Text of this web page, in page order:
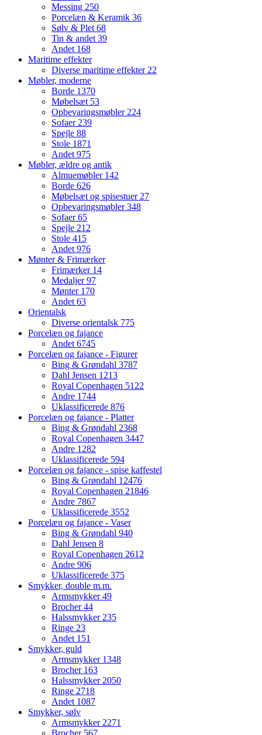
Messing 250
Porcelæn & Keramik 36
Sølv & Plet68
Tin & andet39
Andet 168
Maritime effekter
Diverse maritime effekter22
Møbler, moderne
Borde 1370
Møbelsæt 53
Opbevaringsmøbler224
Sofaer239
Spejle 88
Stole 1871
Andet975
Møbler, ældre og antik
Almuemøbler 142
Borde 626
Møbelsæt og spisestuer27
Opbevaringsmøbler348
Sofaer65
Spejle 212
Stole 415
Andet976
Mønter & Frimærker
Frimærker 14
Medaljer97
Mønter 170
Andet63
Orientalsk
Diverse orientalsk 775
Porcelæn og fajance
Andet6745
Porcelæn og fajance - Figurer
Bing & Grøndahl 3787
Dahl Jensen 1213
Royal Copenhagen 5122
Andre 1744
Uklassificerede 876
Porcelæn og fajance - Platter
Bing & Grøndahl 2368
Royal Copenhagen 3447
Andre 1282
Uklassificerede 594
Porcelæn og fajance - spise kaffestel
Bing & Grøndahl 12476
Royal Copenhagen 21846
Andre 7867
Uklassificerede 3552
Porcelæn og fajance - Vaser
Bing & Grøndahl 940
Dahl Jensen 8
Royal Copenhagen 2612
Andre 906
Uklassificerede 375
Smykker, double m.m.
Armsmykker49
Brocher44
Halssmykker235
Ringe 23
Andet 151
Smykker, guld
Armsmykker 1348
Brocher 163
Halssmykker2050
Ringe 2718
Andet 1087
Smykker, sølv
Armsmykker2271